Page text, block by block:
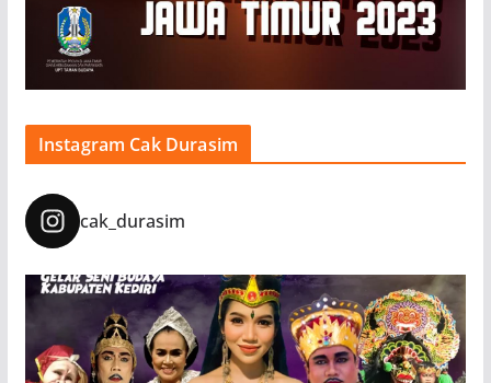
Instagram Cak Durasim
cak_durasim